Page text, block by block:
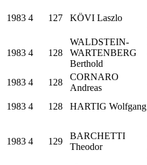
1983 4 127 KÖVI Laszlo
1983 4 128
WALDSTEIN-
WARTENBERG
Berthold
1983 4 128
CORNARO
Andreas
1983 4 128 HARTIG Wolfgang
1983 4 129
BARCHETTI
Theodor